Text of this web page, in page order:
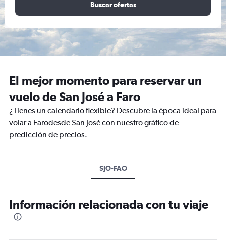
Buscar ofertas
El mejor momento para reservar un
vuelo de San José a Faro
¿Tienes un calendario flexible? Descubre la época ideal para
volar a Farodesde San José con nuestro gráfico de
predicción de precios.
SJO-FAO
Información relacionada con tu viaje